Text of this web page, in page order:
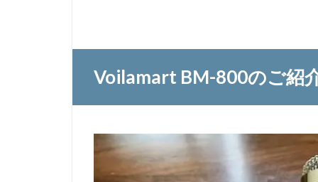
Voilamart BM-800のご紹